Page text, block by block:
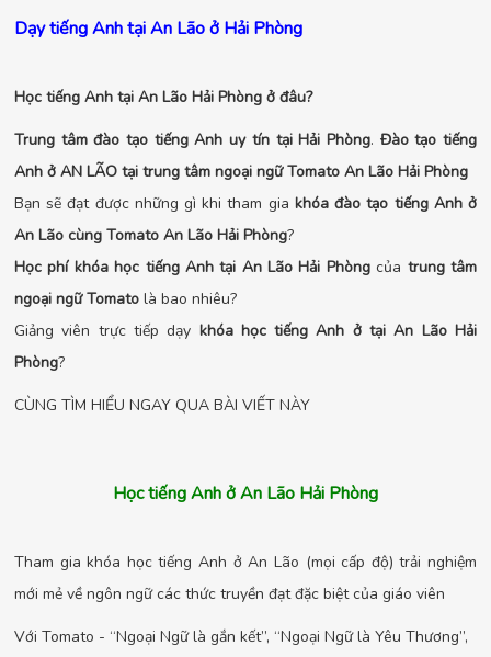
Dạy tiếng Anh tại An Lão ở Hải Phòng
Học tiếng Anh tại An Lão Hải Phòng ở đâu?
Trung tâm đào tạo tiếng Anh uy tín tại Hải Phòng. Đào tạo tiếng
Anh ở AN LÃO tại trung tâm ngoại ngữ Tomato An Lão Hải Phòng
Bạn sẽ đạt được những gì khi tham gia khóa đào tạo tiếng Anh ở
An Lão cùng Tomato An Lão Hải Phòng?
Học phí khóa học tiếng Anh tại An Lão Hải Phòngcủa trung tâm
ngoại ngữ Tomato là bao nhiêu?
Giảng viên trực tiếp dạy khóa học tiếng Anh ở tại An Lão Hải
Phòng?
CÙNG TÌM HIỂU NGAY QUA BÀI VIẾT NÀY
Học tiếng Anh ở An Lão Hải Phòng
Tham gia khóa học tiếng Anh ở An Lão (mọi cấp độ) trải nghiệm
mới mẻ về ngôn ngữ các thức truyền đạt đặc biệt của giáo viên
Với Tomato - “Ngoại Ngữ là gắn kết”, “Ngoại Ngữ là Yêu Thương”,